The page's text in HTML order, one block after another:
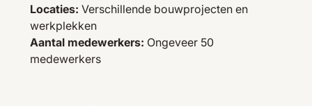
Locaties: Verschillende bouwprojecten en
werkplekken
Aantal medewerkers: Ongeveer 50
medewerkers